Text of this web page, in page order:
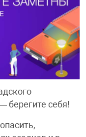
берегите себя!